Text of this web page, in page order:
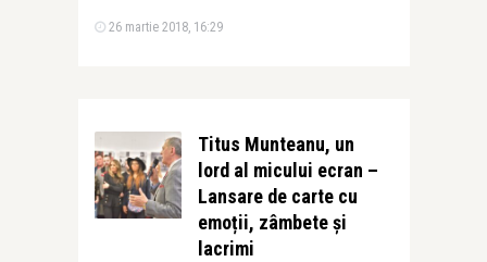
26 martie 2018, 16:29
Titus Munteanu, un
lord al micului ecran –
Lansare de carte cu
emoții, zâmbete și
lacrimi